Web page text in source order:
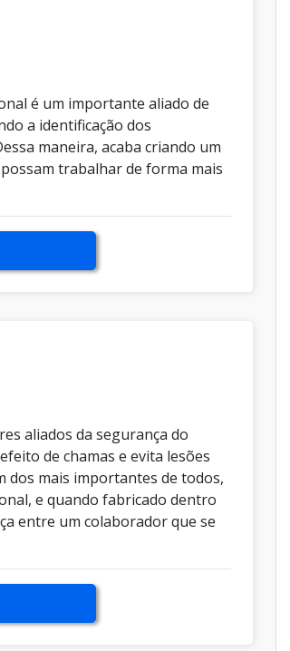
é um importante aliado de
a identificação dos
maneira, acaba criando um
trabalhar de forma mais
aliados da segurança do
de chamas e evita lesões
dos mais importantes de todos,
e quando fabricado dentro
entre um colaborador que se